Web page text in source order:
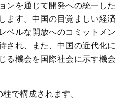
ンを通じて開発への統一した
ます。中国の目覚ましい経済
ベルな開放へのコミットメン
され、また、中国の近代化に
る機会を国際社会に示す機会
で構成されます。